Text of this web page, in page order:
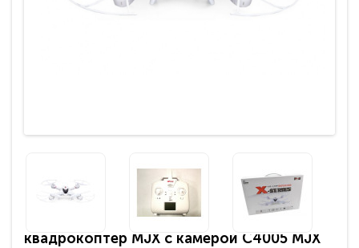
квадрокоптер MJX с камерой C4005 MJX